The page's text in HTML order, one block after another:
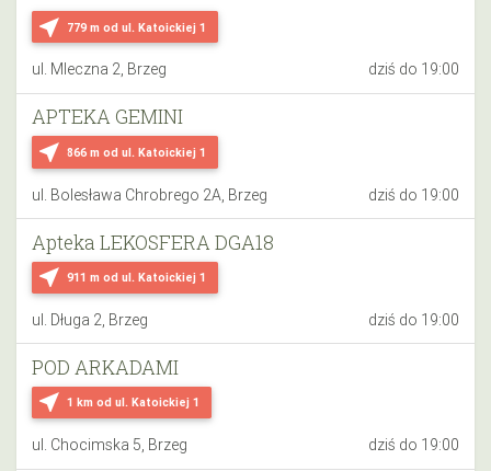
near_me 779 m od ul. Katoickiej 1
ul. Mleczna 2, Brzeg dziś do 19:00
near_me 866 m od ul. Katoickiej 1
APTEKA GEMINI
ul. Bolesława Chrobrego 2A, Brzeg dziś do 19:00
near_me 911 m od ul. Katoickiej 1
Apteka LEKOSFERA DGA18
ul. Długa 2, Brzeg dziś do 19:00
near_me 1 km od ul. Katoickiej 1
POD ARKADAMI
ul. Chocimska 5, Brzeg dziś do 19:00